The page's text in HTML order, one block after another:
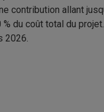
contribution allant
du coût total du
2026.